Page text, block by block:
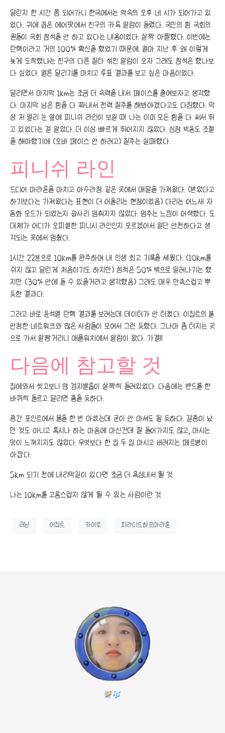
달린지 한 시간 쯤 되어가니 한국에서는 약속의 오후 네 시가 되어가고 있
었다. 귀에 꼽은 에어팟에서 친구의 카톡 알람이 들렸다. 국민의 힘 국회의
원들이 국회 참석을 안 하고 있다는 내용이었다. 살짝 아찔했다. 이번에는
탄핵이라고 거의 100% 확신을 했었기 때문에. 얼마 지난 후 왜 이렇게
늦게 도착했냐는 친구의 다른 질타 섞인 알람이 오자 그래도 참석은 했나보
다 싶었다. 얼른 달리기를 마치고 투표 결과를 보고 싶은 마음이었다.
달리면서 마지막 1km는 조금 더 속력을 내서 페이스를 줄여보자고 생각했
다. 마지막 남은 힘을 다 짜내서 전력 질주를 해봐야겠다고도 다짐했다. 막
상 저 멀리 눈 앞에 피니쉬 라인이 보일 때 나는 이미 모든 힘을 다 써서 뛰
고 있었다는 걸 알았다. 더 이상 빠르게 뛰어지지 않았다. 심장 박동도 조절
을 해야했기에 (오바 페이스 안 하려고) 질주는 실패했다.
피니쉬 라인
드디어 마라톤을 마치고 아수라장 같은 곳에서 매달을 가져왔다. (받았다고
하기보다는 가져왔다는 표현이 더 어울리는 현장이었음) 다리는 어느새 자
동화 모드가 되었는지 쉽사리 멈춰지지 않았다. 멈추는 느낌이 어색했다. 도
대체가 어디가 오피셜한 피니시 라인인지 모르겠어서 일단 안전하다고 생
각되는 곳에서 멈췄다.
1시간 22분으로 10km를 완주하며 내 인생 최고 기록을 세웠다. (10km를
쉬지 않고 달린게 처음이기도 하지만) 성적은 50% 밖으로 밀려나기는 했
지만 (30% 안에 들 수 있을거라고 생각했음) 그래도 매우 만족스럽고 뿌
듯한 결과다.
그러고 바로 윤석열 탄핵 결과를 보려는데 데이터가 안 터졌다. 이집트의 불
안정한 네트워크와 많은 사람들이 모여서 그런 듯했다. 그나마 좀 터지는 곳
으로 가서 알짱거리니 애플워치에서 알람이 왔다. 가결!!
다음에 참고할 것
집에와서 씻고보니 양 검지발톱이 살짝씩 들려있었다. 다음에는 밴드를 한
바퀴씩 둘르고 달리면 좋을 듯하다.
중간 포인트에서 물을 한 번 마셨는데 굳이 안 마셔도 될 듯하다. 갈증이 났
던 것도 아니고 혹시나 하는 마음에 마신건데 잘 들어가지도 않고, 마시는
맛이 느껴지지도 않았다. 무엇보다 한 입 두 입 마시고 버려지는 페트병이
아깝다.
5km 되기 전에 내리막길이 있다면 조금 더 욕심내서 뛸 것
나는 10km를 고통스럽지 않게 뛸 수 있는 사람이란 것
러닝 이집트 카이로 피라미드하프마라톤